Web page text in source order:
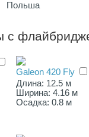
Польша
с
Galeon 420 Fly
Длина: 12.5 м
Ширина: 4.16 м
Осадка: 0.8 м